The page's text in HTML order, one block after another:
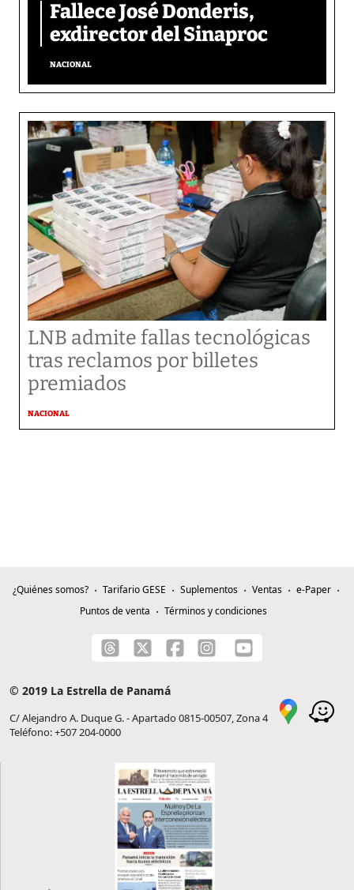
Fallece José Donderis,
exdirector del Sinaproc
NACIONAL
LNB admite fallas tecnológicas
tras reclamos por billetes
premiados
NACIONAL
¿Quiénes somos? Tarifario GESE Suplementos Ventas
e-Paper
Puntos de venta
Términos y condiciones
© 2019 La Estrella de Panamá
C/ Alejandro A. Duque G. - Apartado 0815-00507, Zona 4
Teléfono: +507 204-0000